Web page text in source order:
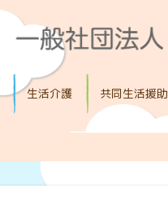
生活介護 共同生活援助